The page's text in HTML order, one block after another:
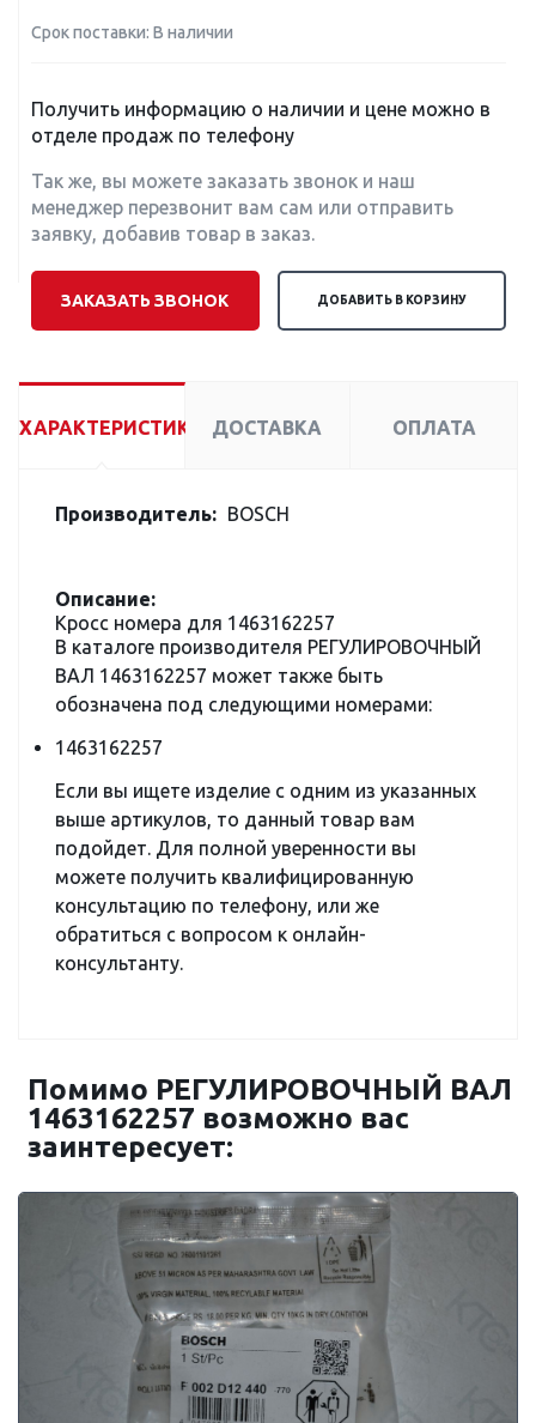
Срок поставки: В наличии
Получить информацию о наличии и цене можно в
отделе продаж по телефону
Так же, вы можете заказать звонок и наш
менеджер перезвонит вам сам или отправить
заявку, добавив товар в заказ.
ЗАКАЗАТЬ ЗВОНОК ДОБАВИТЬ В КОРЗИНУ
ХАРАКТЕРИСТИКИ ДОСТАВКА ОПЛАТА
Производитель: BOSCH
Описание:
Кросс номера для 1463162257
В каталоге производителя РЕГУЛИРОВОЧНЫЙ
ВАЛ 1463162257 может также быть
обозначена под следующими номерами:
1463162257
Если вы ищете изделие с одним из указанных
выше артикулов, то данный товар вам
подойдет. Для полной уверенности вы
можете получить квалифицированную
консультацию по телефону, или же
обратиться с вопросом к онлайн-
консультанту.
Помимо РЕГУЛИРОВОЧНЫЙ ВАЛ
1463162257 возможно вас
заинтересует: